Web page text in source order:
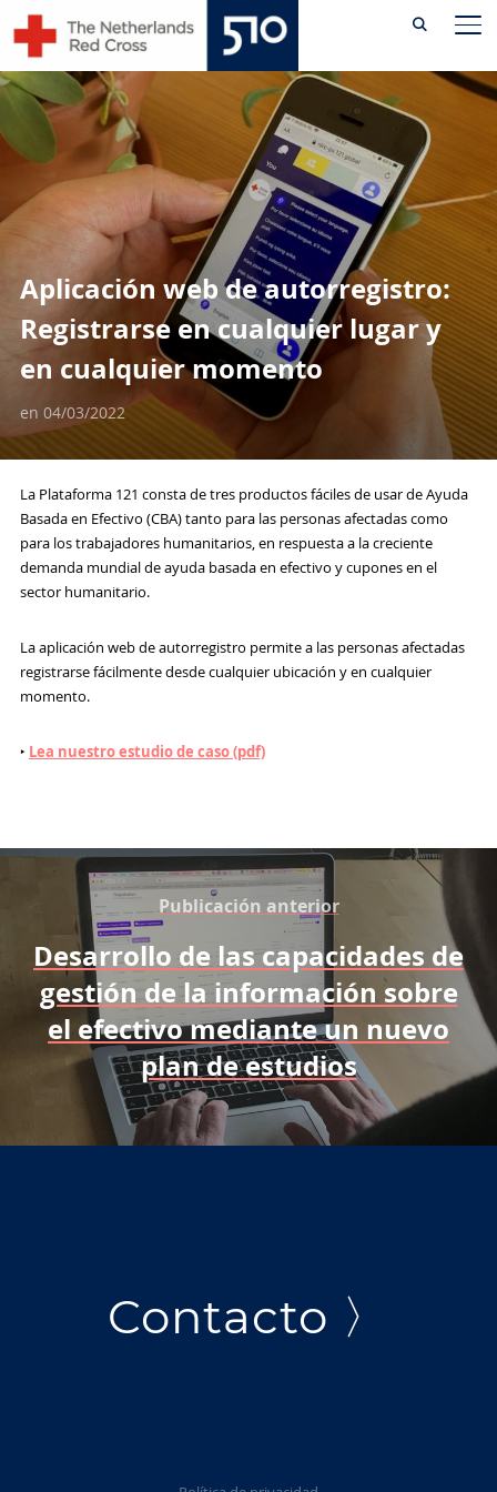
content
Aplicación web de autorregistro:
Registrarse en cualquier lugar y
en cualquier momento
en 04/03/2022
La Plataforma 121 consta de tres productos fáciles de usar de Ayuda
Basada en Efectivo (CBA) tanto para las personas afectadas como
para los trabajadores humanitarios, en respuesta a la creciente
demanda mundial de ayuda basada en efectivo y cupones en el
sector humanitario.
La aplicación web de autorregistro permite a las personas afectadas
registrarse fácilmente desde cualquier ubicación y en cualquier
momento.
‣ Lea nuestro estudio de caso (pdf)
Publicación anterior
Desarrollo de las capacidades de
gestión de la información sobre
el efectivo mediante un nuevo
plan de estudios
Contacto 〉